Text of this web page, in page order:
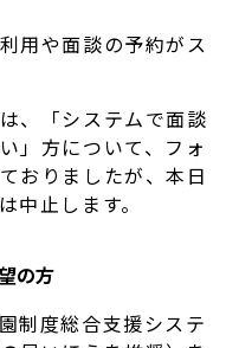
用や面談の予約がス
、「システムで面談
」方について、フォ
おりましたが、本日
中止します。
の方
制度総合支援システ